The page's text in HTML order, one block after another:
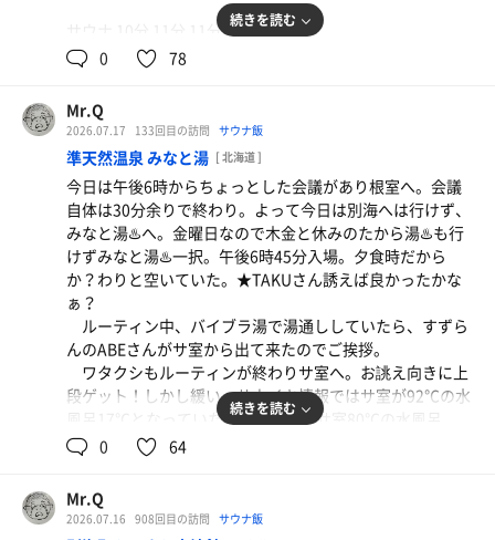
タラコオムライス
ふわふわオムレツにするつもりが失敗⤵️
小松牛乳（フルーツ）
お弁当
準備していた料理は明日へ先送り
水
1セット終えたところでタイフーンさん登場！二言三言
言葉を交わし2セット目へ。流れが変わったのか、サ室は
満員寸前！？しかし、ポッカリ一人分上段が空いていた。
ュ！これまた充実のサ活が出来た。残念なのは濃霧に遮ら
れ高台からの霧多布の景色が見せられなかったことか。で
もまあ、霧を多く布くと書いて霧多布だからしょうがない
か？逆に地名通りで納得か？
それにしても、この一週間青空は見えず、ガス（海霧・
ジリ）ばかりで、気温は高くないが蒸し暑い。折角サウナ
と温泉♨️でスッキリしたのに汗💦が引かなくて気持ち悪
い。
ロビーのルパン三世グッズ売り場でマグカップをプレゼ
ント🎁してから、レストランでサ飯！ワタクシは釧路のロ
ーカルグルメのスパカツ、サム君はカツカレー大盛り。彼
はカレーやメキシカン🌮やタイ🇹🇭韓国🇰🇷などのスパイ
シー👹な料理が好きらしい。我々が食事🍽️しているとタイ
フーンさんがルパン三世のカンバッジをくれた。ワタクシ
にも。結構レアものでラッキー2✌️✌️❗️
楽しい数時間を満喫。もうすぐお別れのサム君ともいい
サウナ 10分 11分 11分 10分
水風呂 2分×4
暫くして別班の根高サウナ部メンバーがドヤドヤやって
来た。リーダーのしょうま先生を筆頭にカジダルマ君、き
ゅんちゃん、SSK先生に特別会員きゅんちゃんの弟君も参
戦。聞けばI川先生の彼女ときゅんちゃんの奥方も女湯に来
てるとか。根高関係だけで男女合計8人の大所帯。片道約
50分以上かけて良く通うなぁ！
それだけここ、別海町ふるさと交流館のサウナにやられ
て、変態をこじらせているんだなぁ。
続きを読む
0 78
Mr.Q
2026.07.17 133回目の訪問 サウナ飯
準天然温泉 みなと湯 [ 北海道 ]
今日は午後6時からちょっとした会議があり根室へ。会議
自体は30分余りで終わり。よって今日は別海へは行けず、
みなと湯♨️へ。金曜日なので木金と休みのたから湯♨️も行
けずみなと湯♨️一択。午後6時45分入場。夕食時だから
か？わりと空いていた。★TAKUさん誘えば良かったかな
ぁ？
ルーティン中、バイブラ湯で湯通ししていたら、すずら
んのABEさんがサ室から出て来たのでご挨拶。
ワタクシもルーティンが終わりサ室へ。お誂え向きに上
段ゲット！しかし緩い。サウイキ情報ではサ室が92℃の水
風呂17℃となっていたけど、体感でサ室80℃の水風呂
20℃といったところか。サ室は兎に角汗💦が出ない！水風
度計の針はビタッと張り付いたようにいつも90℃を指して
いるので壊れているに違いないと思っている。
続きを読む
0 64
Mr.Q
2026.07.16 908回目の訪問 サウナ飯